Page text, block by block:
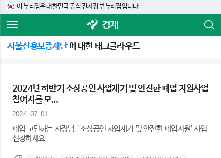
이 누리집은 대한민국 공식 전자정부 누리집입니다.
경제
서울신용보증재단에 대한 태그클라우드
2024년 하반기 소상공인 사업재기 및 안전한 폐업 지원사업
참여자를 모...
2024-07-01
폐업 고민하는 사장님, '소상공인 사업재기 및 안전한 폐업지원' 사업
신청하세요